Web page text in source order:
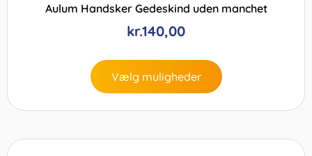
Aulum Handsker Gedeskind uden manchet
kr.140,00
Vælg muligheder